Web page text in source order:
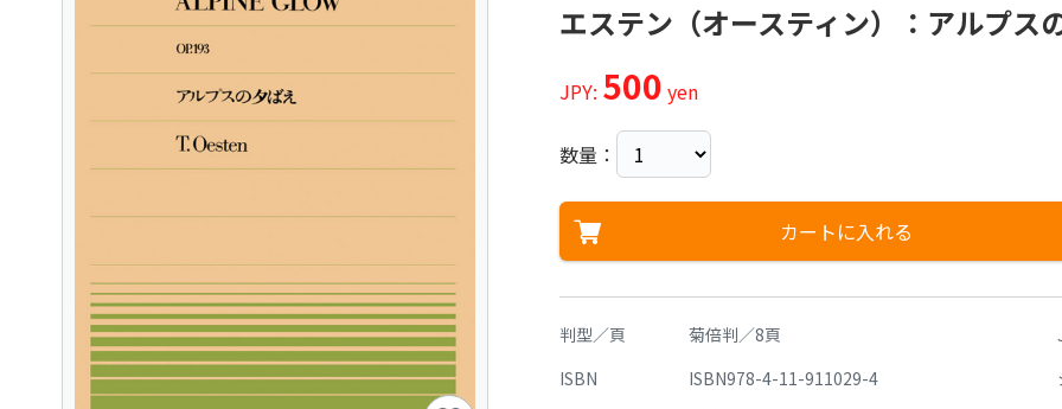
エステン（オースティン）：アルプス
JPY: 500 yen
数量：
カートに入れる
判型／頁 菊倍判／8頁
ISBN
ISBN978-4-11-911029-4